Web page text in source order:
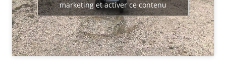
marketing et activer ce contenu